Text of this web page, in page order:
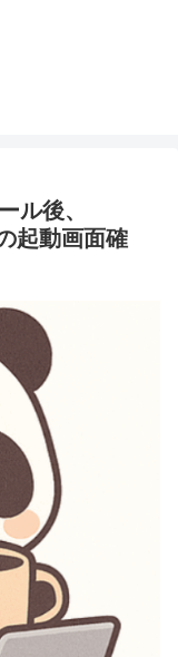
ル後、
起動画面確